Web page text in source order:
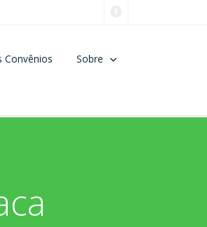
Convênios Sobre